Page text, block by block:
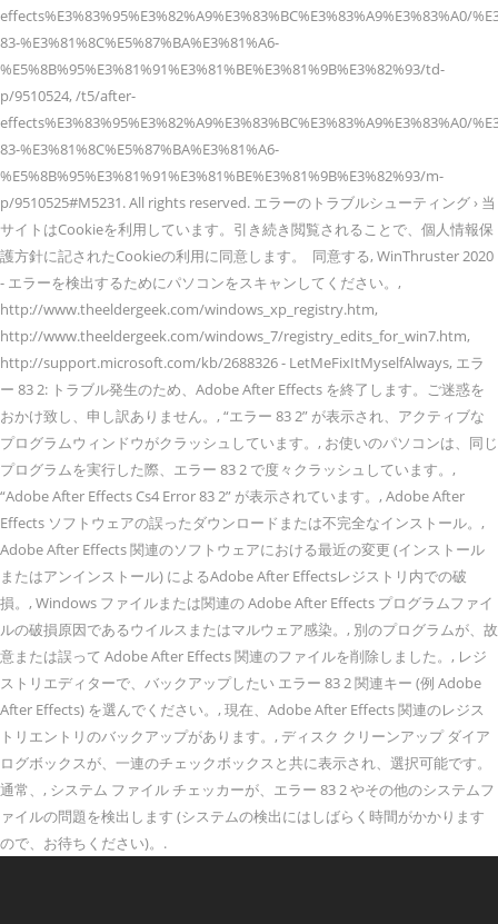
effects%E3%83%95%E3%82%A9%E3%83%BC%E3%83%A9%E3%83%A0/
83-%E3%81%8C%E5%87%BA%E3%81%A6-
%E5%8B%95%E3%81%91%E3%81%BE%E3%81%9B%E3%82%93/td-
p/9510524, /t5/after-
effects%E3%83%95%E3%82%A9%E3%83%BC%E3%83%A9%E3%83%A0/
83-%E3%81%8C%E5%87%BA%E3%81%A6-
%E5%8B%95%E3%81%91%E3%81%BE%E3%81%9B%E3%82%93/m-
p/9510525#M5231. All rights reserved. エラーのトラブルシューティング › 当
サイトはCookieを利用しています。引き続き閲覧されることで、個人情報保
護方針に記されたCookieの利用に同意します。 同意する, WinThruster 2020
- エラーを検出するためにパソコンをスキャンしてください。,
http://www.theeldergeek.com/windows_xp_registry.htm,
http://www.theeldergeek.com/windows_7/registry_edits_for_win7.htm,
http://support.microsoft.com/kb/2688326 - LetMeFixItMyselfAlways, エラ
ー 83 2: トラブル発生のため、Adobe After Effects を終了します。ご迷惑を
おかけ致し、申し訳ありません。, “エラー 83 2” が表示され、アクティブな
プログラムウィンドウがクラッシュしています。, お使いのパソコンは、同じ
プログラムを実行した際、エラー 83 2 で度々クラッシュしています。,
“Adobe After Effects Cs4 Error 83 2” が表示されています。, Adobe After
Effects ソフトウェアの誤ったダウンロードまたは不完全なインストール。,
Adobe After Effects 関連のソフトウェアにおける最近の変更 (インストール
またはアンインストール) によるAdobe After Effectsレジストリ内での破
損。, Windows ファイルまたは関連の Adobe After Effects プログラムファイ
ルの破損原因であるウイルスまたはマルウェア感染。, 別のプログラムが、故
意または誤って Adobe After Effects 関連のファイルを削除しました。, レジ
ストリエディターで、バックアップしたい エラー 83 2 関連キー (例 Adobe
After Effects) を選んでください。, 現在、Adobe After Effects 関連のレジス
トリエントリのバックアップがあります。, ディスク クリーンアップ ダイア
ログボックスが、一連のチェックボックスと共に表示され、選択可能です。
通常、, システム ファイル チェッカーが、エラー 83 2 やその他のシステムフ
ァイルの問題を検出します (システムの検出にはしばらく時間がかかります
ので、お待ちください)。.